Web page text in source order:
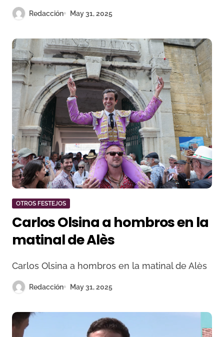
Redacción May 31, 2025
OTROS FESTEJOS
Carlos Olsina a hombros en la
matinal de Alès
Carlos Olsina a hombros en la matinal de Alès
Redacción May 31, 2025